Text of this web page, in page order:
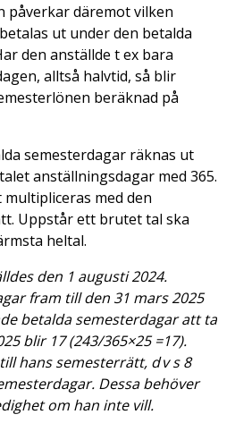
påverkar däremot vilken
ut under den betalda
den anställde t ex bara
alltså halvtid, så blir
beräknad på
semesterdagar räknas ut
anställningsdagar med 365.
med den
Uppstår ett brutet tal ska
heltal.
den 1 augusti 2024.
fram till den 31 mars 2025
betalda semesterdagar att ta
blir 17 (243/365×25 =17).
hans semesterrätt, d v s 8
Dessa behöver
om han inte vill.